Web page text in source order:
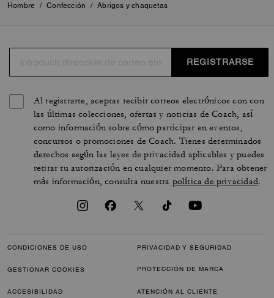
Hombre / Confección / Abrigos y chaquetas
REGISTRARSE
Al registrarte, aceptas recibir correos electrónicos con con
las últimas colecciones, ofertas y noticias de Coach, así
como información sobre cómo participar en eventos,
concursos o promociones de Coach. Tienes determinados
derechos según las leyes de privacidad aplicables y puedes
retirar tu autorización en cualquier momento. Para obtener
más información, consulta nuestra política de privacidad.
CONDICIONES DE USO PRIVACIDAD Y SEGURIDAD
GESTIONAR COOKIES PROTECCIÓN DE MARCA
ACCESIBILIDAD ATENCIÓN AL CLIENTE